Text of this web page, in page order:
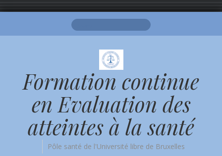
Formation continue
en Evaluation des
atteintes à la santé
Pôle santé de l'Université libre de Bruxelles